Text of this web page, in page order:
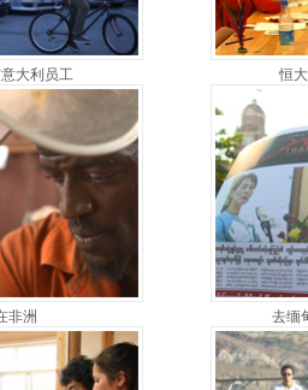
大利员工 恒
非洲 去缅